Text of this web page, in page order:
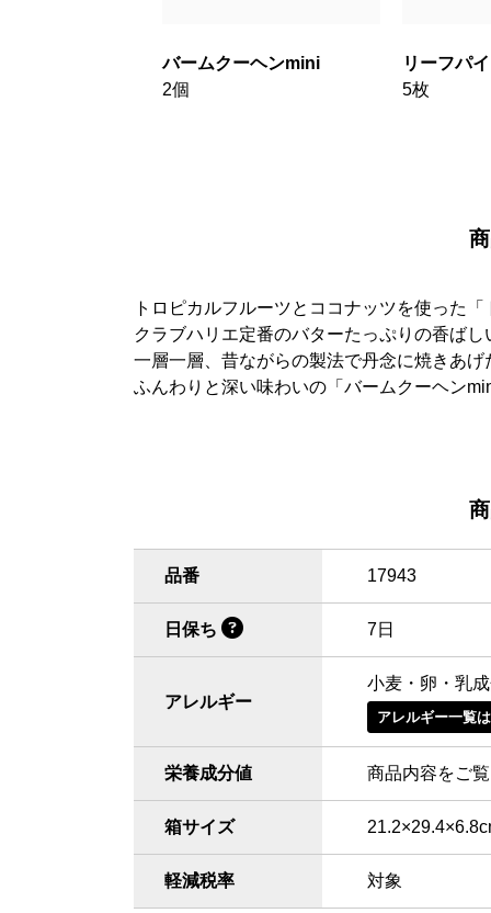
バームクーヘンmini
2個
リーフパイ
5枚
トロピカルフルーツとココナッツを使った
クラブハリエ定番のバターたっぷりの香ば
一層一層、昔ながらの製法で丹念に焼きあ
ふんわりと深い味わいの「バームクーヘン
品番 17943
日保ち 7日
アレルギー
小麦・卵・乳
アレルギー一覧
栄養成分値 商品内容をご
箱サイズ
軽減税率 対象